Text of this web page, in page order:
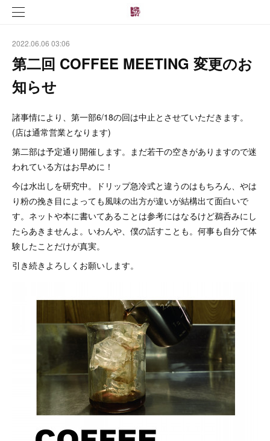
2022.06.06 03:06
第二回 COFFEE MEETING 変更のお
知らせ
諸事情により、第一部6/18の回は中止とさせていただきます。
(店は通常営業となります)
第二部は予定通り開催します。まだ若干の空きがありますので迷
われている方はお早めに！
今は水出しを研究中。ドリップ急冷式と違うのはもちろん、やは
り粉の挽き目によっても風味の出方が違いが結構出て面白いで
す。ネットや本に書いてあることは参考にはなるけど鵜呑みにし
たらあきませんよ。いわんや、僕の話すことも。何事も自分で体
験したことだけが真実。
引き続きよろしくお願いします。